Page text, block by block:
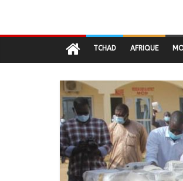
TCHAD AFRIQUE